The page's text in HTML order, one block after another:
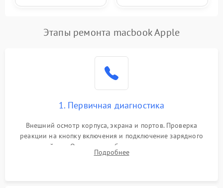
Этапы ремонта macbook Apple
1. Первичная диагностика
Внешний осмотр корпуса, экрана и портов. Проверка
реакции на кнопку включения и подключение зарядного
устройства. Оценка потребления тока с помощью
лабораторного блока питания для локализации проблемы.
Подробнее